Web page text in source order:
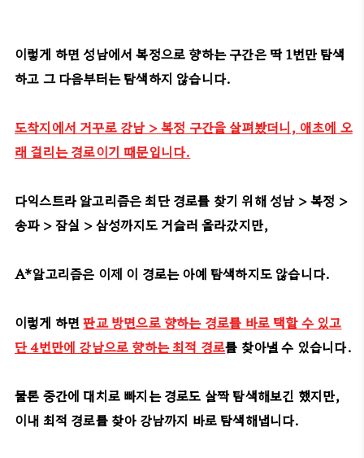
이렇게 하면 성남에서 복정으로 향하는 구간은 딱 1번만 탐색
하고 그 다음부터는 탐색하지 않습니다.
도착지에서 거꾸로 강남 > 복정 구간을 살펴봤더니, 애초에 오
래 걸리는 경로이기 때문입니다.
다익스트라 알고리즘은 최단 경로를 찾기 위해 성남 > 복정 >
송파 > 잠실 > 삼성까지도 거슬러 올라갔지만,
A*알고리즘은 이제 이 경로는 아예 탐색하지도 않습니다.
이렇게 하면판교 방면으로 향하는 경로를 바로 택할 수 있고
단 4번만에 강남으로 향하는 최적 경로를 찾아낼 수 있습니다.
물론 중간에 대치로 빠지는 경로도 살짝 탐색해보긴 했지만,
이내 최적 경로를 찾아 강남까지 바로 탐색해냅니다.